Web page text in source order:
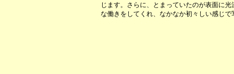
じます。さらに、とまっていたのが表面に
な働きをしてくれ、なかなか初々しい感じで